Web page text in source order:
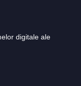
digitale ale